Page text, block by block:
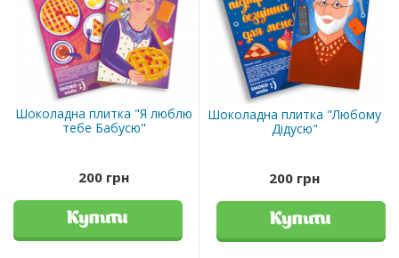
Шоколадна плитка "Я люблю
тебе Бабусю"
200 грн
Купити
Шоколадна плитка "Любому
Дідусю"
200 грн
Купити